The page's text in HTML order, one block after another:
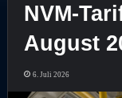
NVM-
August
6. Juli 2026